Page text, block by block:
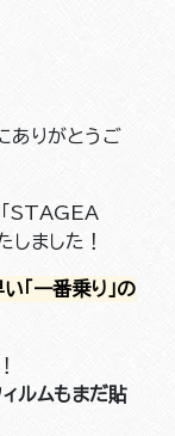
ありがとうご
「STAGEA
ました！
「一番乗り」の
ルムもまだ貼